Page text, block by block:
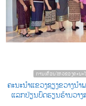
ການເຄື່ອນໄຫວຂອງຄະນ
ຄະນະນຳແຂວງຊຽງຂວາງນ
ແລກປ່ຽນບົດຮຽນຮ້ານວາງ